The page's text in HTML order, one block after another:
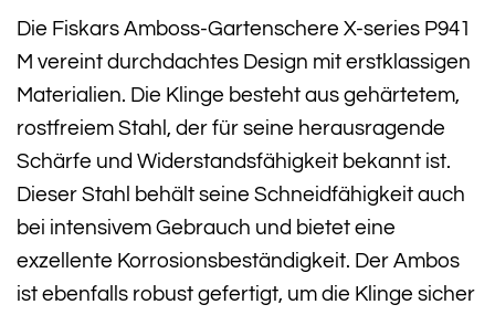
Die Fiskars Amboss-Gartenschere X-series P941
M vereint durchdachtes Design mit erstklassigen
Materialien. Die Klinge besteht aus gehärtetem,
rostfreiem Stahl, der für seine herausragende
Schärfe und Widerstandsfähigkeit bekannt ist.
Dieser Stahl behält seine Schneidfähigkeit auch
bei intensivem Gebrauch und bietet eine
exzellente Korrosionsbeständigkeit. Der Ambos
ist ebenfalls robust gefertigt, um die Klinge sicher